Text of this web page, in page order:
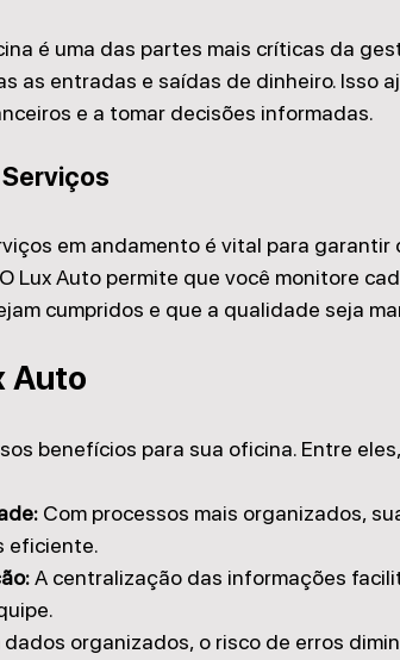
é uma das partes mais críticas da
as entradas e saídas de dinheiro. Isso
e a tomar decisões informadas.
em andamento é vital para
Lux Auto permite que você monitore
cumpridos e que a qualidade seja
Auto
benefícios para sua oficina. Entre
Com processos mais organizados,
eficiente.
A centralização das informações
dados organizados, o risco de erros